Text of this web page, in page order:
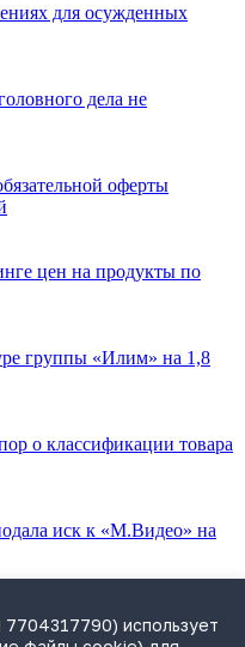
для осужденных
дела не
оферты
цен на продукты по
группы «Илим» на 1,8
о классификации товара
иск к «М.Видео» на
управленияиспользует